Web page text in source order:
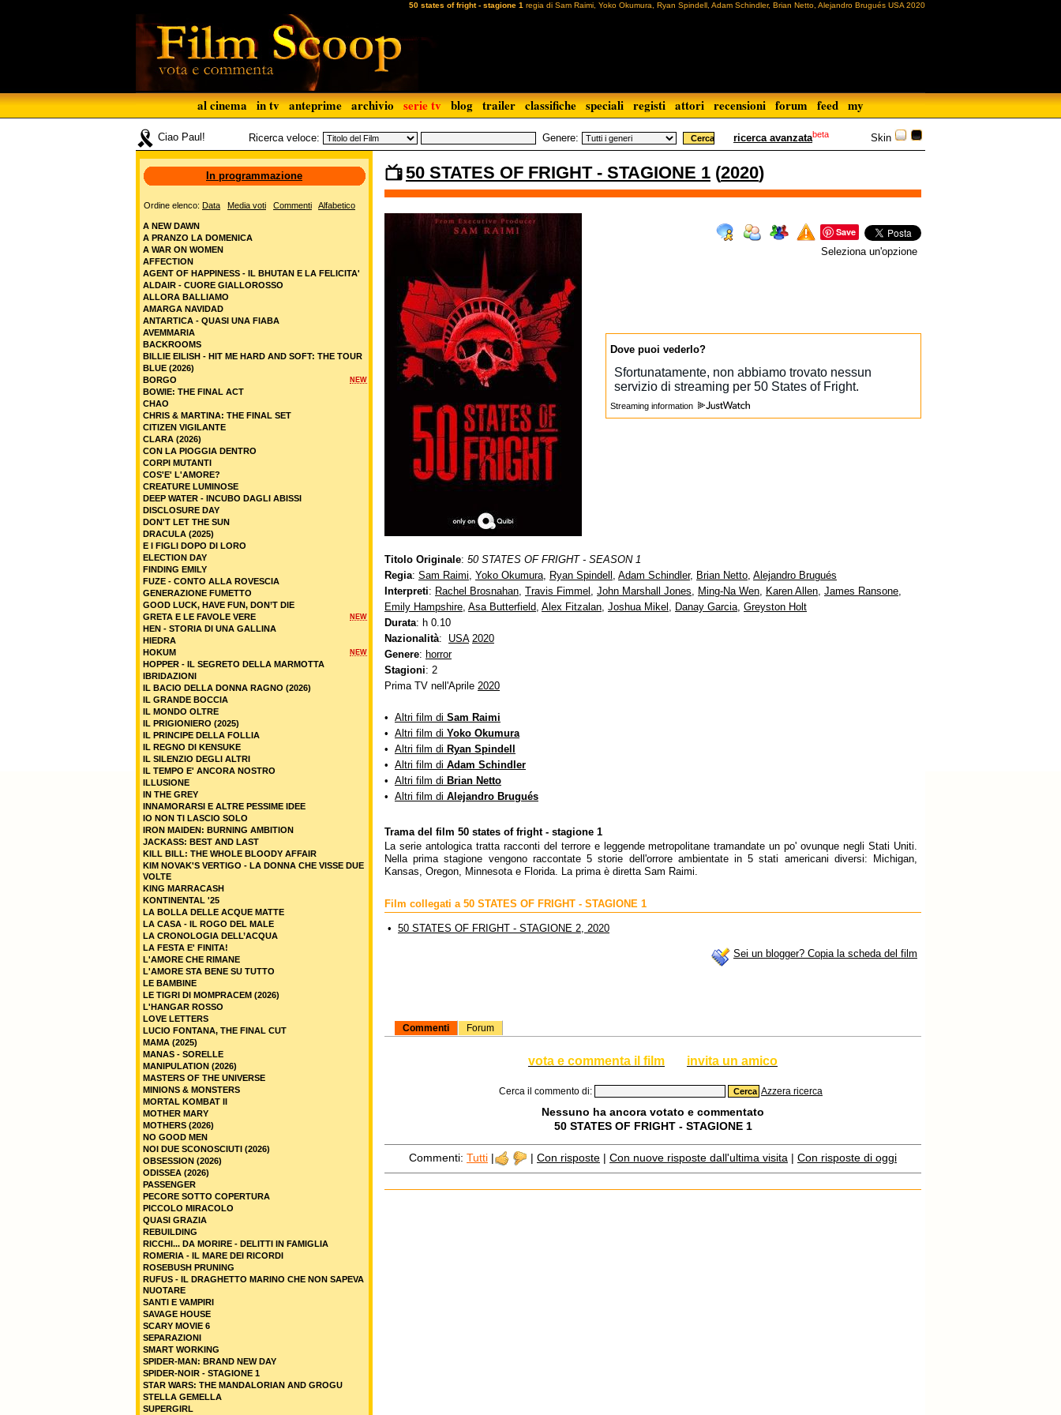
50 states of fright - stagione 1 regia di Sam Raimi, Yoko Okumura, Ryan Spindell, Adam Schindler, Brian Netto, Alejandro Brugués USA 2020
al cinema in tv anteprime archivio serie tv blog trailer classifiche speciali registi attori recensioni forum feed my
Skin
Ciao Paul! Ricerca veloce: Genere: ricerca avanzatabeta
50 STATES OF FRIGHT - STAGIONE 1 (2020)
Save
Seleziona un'opzione
Dove puoi vederlo?
Streaming information
Titolo Originale: 50 STATES OF FRIGHT - SEASON 1
Regia: Sam Raimi, Yoko Okumura, Ryan Spindell , Adam Schindler, Brian Netto, Alejandro Brugués
Interpreti: Rachel Brosnahan, Travis Fimmel , John Marshall Jones, Ming-Na Wen, Karen Allen, James Ransone,
Emily Hampshire, Asa Butterfield, Alex Fitzalan, Joshua Mikel , Danay Garcia, Greyston Holt
Durata: h 0.10
Nazionalità: USA 2020
Genere: horror
Stagioni: 2
Prima TV nell'Aprile 2020
• Altri film di Sam Raimi
• Altri film di Yoko Okumura
• Altri film di Ryan Spindell
• Altri film di Adam Schindler
• Altri film di Brian Netto
• Altri film di Alejandro Brugués
Trama del film 50 states of fright - stagione 1
La serie antologica tratta racconti del terrore e leggende metropolitane tramandate un po' ovunque negli Stati Uniti.
Nella prima stagione vengono raccontate 5 storie dell'orrore ambientate in 5 stati americani diversi: Michigan,
Kansas, Oregon, Minnesota e Florida. La prima è diretta Sam Raimi.
Film collegati a 50 STATES OF FRIGHT - STAGIONE 1
• 50 STATES OF FRIGHT - STAGIONE 2, 2020
Sei un blogger? Copia la scheda del film
Commenti Forum
vota e commenta il film invita un amico
Cerca il commento di: Azzera ricerca
Nessuno ha ancora votato e commentato
50 STATES OF FRIGHT - STAGIONE 1
Commenti: Tutti | | Con risposte | Con nuove risposte dall'ultima visita | Con risposte di oggi
In programmazione
Ordine elenco: Data Media voti Commenti Alfabetico
A NEW DAWN
A PRANZO LA DOMENICA
A WAR ON WOMEN
AFFECTION
AGENT OF HAPPINESS - IL BHUTAN E LA FELICITA'
ALDAIR - CUORE GIALLOROSSO
ALLORA BALLIAMO
AMARGA NAVIDAD
ANTARTICA - QUASI UNA FIABA
AVEMMARIA
BACKROOMS
BILLIE EILISH - HIT ME HARD AND SOFT: THE TOUR
BLUE (2026)
NEW
BORGO
BOWIE: THE FINAL ACT
CHAO
CHRIS & MARTINA: THE FINAL SET
CITIZEN VIGILANTE
CLARA (2026)
CON LA PIOGGIA DENTRO
CORPI MUTANTI
COS'E' L'AMORE?
CREATURE LUMINOSE
DEEP WATER - INCUBO DAGLI ABISSI
DISCLOSURE DAY
DON'T LET THE SUN
DRACULA (2025)
E I FIGLI DOPO DI LORO
ELECTION DAY
FINDING EMILY
FUZE - CONTO ALLA ROVESCIA
GENERAZIONE FUMETTO
GOOD LUCK, HAVE FUN, DON’T DIE
NEW
GRETA E LE FAVOLE VERE
HEN - STORIA DI UNA GALLINA
HIEDRA
NEW
HOKUM
HOPPER - IL SEGRETO DELLA MARMOTTA
IBRIDAZIONI
IL BACIO DELLA DONNA RAGNO (2026)
IL GRANDE BOCCIA
IL MONDO OLTRE
IL PRIGIONIERO (2025)
IL PRINCIPE DELLA FOLLIA
IL REGNO DI KENSUKE
IL SILENZIO DEGLI ALTRI
IL TEMPO E' ANCORA NOSTRO
ILLUSIONE
IN THE GREY
INNAMORARSI E ALTRE PESSIME IDEE
IO NON TI LASCIO SOLO
IRON MAIDEN: BURNING AMBITION
JACKASS: BEST AND LAST
KILL BILL: THE WHOLE BLOODY AFFAIR
KIM NOVAK'S VERTIGO - LA DONNA CHE VISSE DUE
VOLTE
KING MARRACASH
KONTINENTAL '25
LA BOLLA DELLE ACQUE MATTE
LA CASA - IL ROGO DEL MALE
LA CRONOLOGIA DELL’ACQUA
LA FESTA E' FINITA!
L'AMORE CHE RIMANE
L'AMORE STA BENE SU TUTTO
LE BAMBINE
LE TIGRI DI MOMPRACEM (2026)
L'HANGAR ROSSO
LOVE LETTERS
LUCIO FONTANA, THE FINAL CUT
MAMA (2025)
MANAS - SORELLE
MANIPULATION (2026)
MASTERS OF THE UNIVERSE
MINIONS & MONSTERS
MORTAL KOMBAT II
MOTHER MARY
MOTHERS (2026)
NO GOOD MEN
NOI DUE SCONOSCIUTI (2026)
OBSESSION (2026)
ODISSEA (2026)
PASSENGER
PECORE SOTTO COPERTURA
PICCOLO MIRACOLO
QUASI GRAZIA
REBUILDING
RICCHI... DA MORIRE - DELITTI IN FAMIGLIA
ROMERIA - IL MARE DEI RICORDI
ROSEBUSH PRUNING
RUFUS - IL DRAGHETTO MARINO CHE NON SAPEVA
NUOTARE
SANTI E VAMPIRI
SAVAGE HOUSE
SCARY MOVIE 6
SEPARAZIONI
SMART WORKING
SPIDER-MAN: BRAND NEW DAY
SPIDER-NOIR - STAGIONE 1
STAR WARS: THE MANDALORIAN AND GROGU
STELLA GEMELLA
SUPERGIRL